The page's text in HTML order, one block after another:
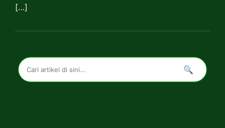
[…]
🔍